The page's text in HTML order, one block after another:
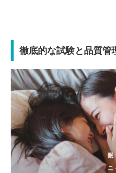
徹底的な試験と品質管